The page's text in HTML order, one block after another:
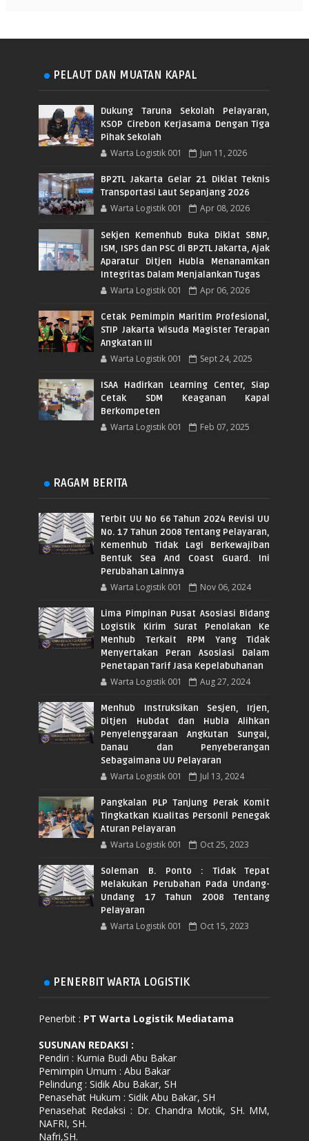
PELAUT DAN MUATAN KAPAL
Dukung Taruna Sekolah Pelayaran,
KSOP Cirebon Kerjasama Dengan Tiga
Pihak Sekolah
Warta Logistik 001 Jun 11, 2026
BP2TL Jakarta Gelar 21 Diklat Teknis
Transportasi Laut Sepanjang 2026
Warta Logistik 001 Apr 08, 2026
Sekjen Kemenhub Buka Diklat SBNP,
ISM, ISPS dan PSC di BP2TL Jakarta, Ajak
Aparatur Ditjen Hubla Menanamkan
Integritas Dalam Menjalankan Tugas
Warta Logistik 001 Apr 06, 2026
Cetak Pemimpin Maritim Profesional,
STIP Jakarta Wisuda Magister Terapan
Angkatan III
Warta Logistik 001 Sept 24, 2025
ISAA Hadirkan Learning Center, Siap
Cetak SDM Keaganan Kapal
Berkompeten
Warta Logistik 001 Feb 07, 2025
RAGAM BERITA
Terbit UU No 66 Tahun 2024 Revisi UU
No. 17 Tahun 2008 Tentang Pelayaran,
Kemenhub Tidak Lagi Berkewajiban
Bentuk Sea And Coast Guard. Ini
Perubahan Lainnya
Warta Logistik 001 Nov 06, 2024
Lima Pimpinan Pusat Asosiasi Bidang
Logistik Kirim Surat Penolakan Ke
Menhub Terkait RPM Yang Tidak
Menyertakan Peran Asosiasi Dalam
Penetapan Tarif Jasa Kepelabuhanan
Warta Logistik 001 Aug 27, 2024
Menhub Instruksikan Sesjen, Irjen,
Ditjen Hubdat dan Hubla Alihkan
Penyelenggaraan Angkutan Sungai,
Danau dan Penyeberangan
Sebagaimana UU Pelayaran
Warta Logistik 001 Jul 13, 2024
Pangkalan PLP Tanjung Perak Komit
Tingkatkan Kualitas Personil Penegak
Aturan Pelayaran
Warta Logistik 001 Oct 25, 2023
Soleman B. Ponto : Tidak Tepat
Melakukan Perubahan Pada Undang-
Undang 17 Tahun 2008 Tentang
Pelayaran
Warta Logistik 001 Oct 15, 2023
PENERBIT WARTA LOGISTIK
Penerbit : PT Warta Logistik Mediatama
SUSUNAN REDAKSI :
Pendiri : Kurnia Budi Abu Bakar
Pemimpin Umum : Abu Bakar
Pelindung : Sidik Abu Bakar, SH
Penasehat Hukum : Sidik Abu Bakar, SH
Penasehat Redaksi : Dr. Chandra Motik, SH. MM,
NAFRI, SH.
Nafri,SH.